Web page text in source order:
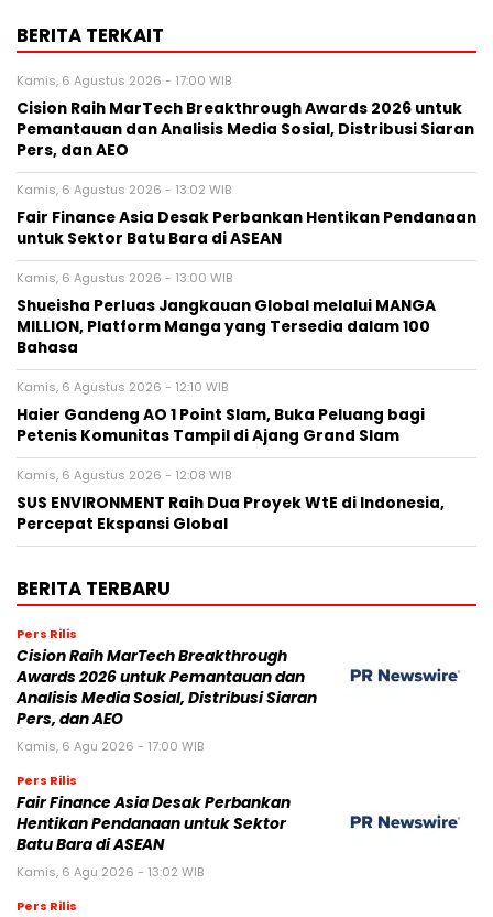
BERITA TERKAIT
Kamis, 6 Agustus 2026 - 17:00 WIB
Cision Raih MarTech Breakthrough Awards 2026 untuk
Pemantauan dan Analisis Media Sosial, Distribusi Siaran
Pers, dan AEO
Kamis, 6 Agustus 2026 - 13:02 WIB
Fair Finance Asia Desak Perbankan Hentikan Pendanaan
untuk Sektor Batu Bara di ASEAN
Kamis, 6 Agustus 2026 - 13:00 WIB
Shueisha Perluas Jangkauan Global melalui MANGA
MILLION, Platform Manga yang Tersedia dalam 100
Bahasa
Kamis, 6 Agustus 2026 - 12:10 WIB
Haier Gandeng AO 1 Point Slam, Buka Peluang bagi
Petenis Komunitas Tampil di Ajang Grand Slam
Kamis, 6 Agustus 2026 - 12:08 WIB
SUS ENVIRONMENT Raih Dua Proyek WtE di Indonesia,
Percepat Ekspansi Global
BERITA TERBARU
Pers Rilis
Cision Raih MarTech Breakthrough
Awards 2026 untuk Pemantauan dan
Analisis Media Sosial, Distribusi Siaran
Pers, dan AEO
Kamis, 6 Agu 2026 - 17:00 WIB
Pers Rilis
Fair Finance Asia Desak Perbankan
Hentikan Pendanaan untuk Sektor
Batu Bara di ASEAN
Kamis, 6 Agu 2026 - 13:02 WIB
Pers Rilis